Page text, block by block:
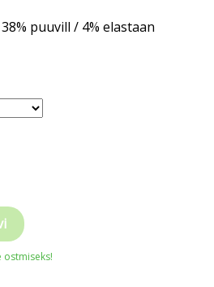
puuvill / 4% elastaan
ostmiseks!